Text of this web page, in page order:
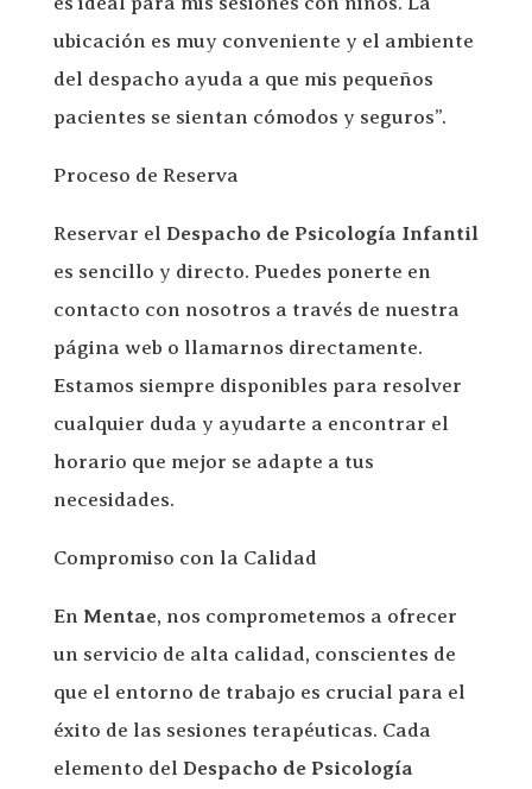
ubicación es muy conveniente y el ambiente
del despacho ayuda a que mis pequeños
pacientes se sientan cómodos y seguros”.
Proceso de Reserva
Reservar el Despacho de Psicología Infantil
es sencillo y directo. Puedes ponerte en
contacto con nosotros a través de nuestra
página web o llamarnos directamente.
Estamos siempre disponibles para resolver
cualquier duda y ayudarte a encontrar el
horario que mejor se adapte a tus
necesidades.
Compromiso con la Calidad
En Mentae, nos comprometemos a ofrecer
un servicio de alta calidad, conscientes de
que el entorno de trabajo es crucial para el
éxito de las sesiones terapéuticas. Cada
elemento del Despacho de Psicología